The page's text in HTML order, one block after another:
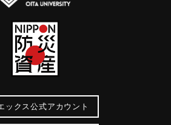
ックス公式アカウント